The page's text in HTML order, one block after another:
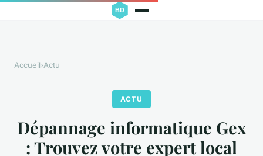
Accueil›Actu
ACTU
Dépannage informatique Gex
: Trouvez votre expert local